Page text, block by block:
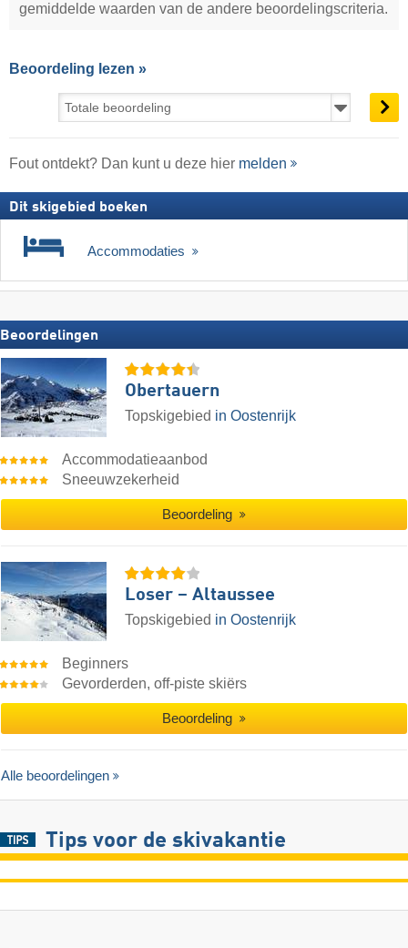
gemiddelde waarden van de andere beoordelingscriteria.
Beoordeling lezen »
Fout ontdekt? Dan kunt u deze hier melden
Dit skigebied boeken
Accommodaties
Beoordelingen
Obertauern
Topskigebied in Oostenrijk
Accommodatieaanbod
Sneeuwzekerheid
Beoordeling
Loser – Altaussee
Topskigebied in Oostenrijk
Beginners
Gevorderden, off-piste skiërs
Beoordeling
Alle beoordelingen
Tips voor de skivakantie